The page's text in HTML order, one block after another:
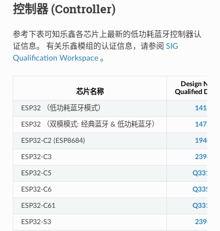
控制器 (Controller)
参考下表可知乐鑫各芯片上最新的低功耗蓝牙控制器认
证信息。 有关乐鑫模组的认证信息，请参阅 SIG
Qualification Workspace。
芯片名称
Design
Qualified
ESP32 （低功耗蓝牙模式） 141661
ESP32 （双模模式: 经典蓝牙 & 低功耗蓝牙） 147845
ESP32-C2 (ESP8684) 194009
ESP32-C3 239440
ESP32-C5
ESP32-C6
ESP32-C61
ESP32-S3 239440